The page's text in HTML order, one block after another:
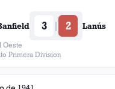
3 | 2 Lanús
Oeste
Primera Division